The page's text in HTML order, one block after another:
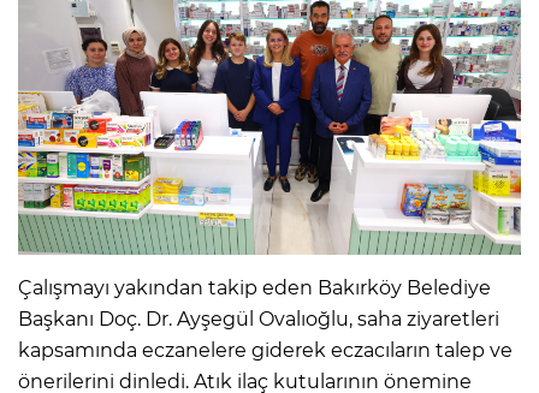
Çalışmayı yakından takip eden Bakırköy Belediye
Başkanı Doç. Dr. Ayşegül Ovalıoğlu, saha ziyaretleri
kapsamında eczanelere giderek eczacıların talep ve
önerilerini dinledi. Atık ilaç kutularının önemine